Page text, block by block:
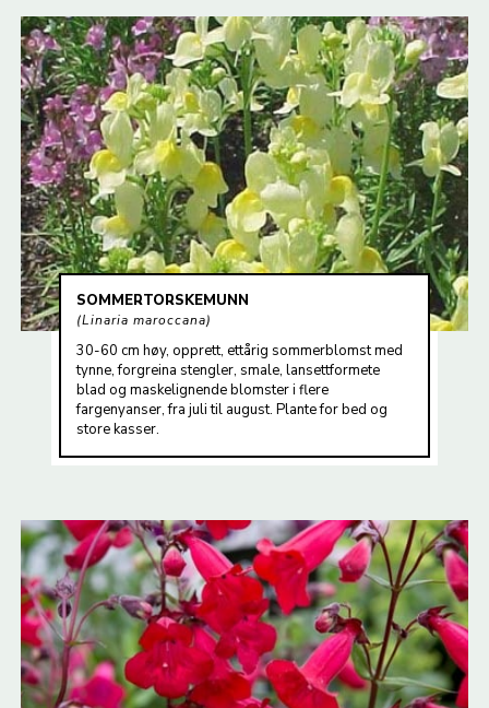
SOMMERTORSKEMUNN
Linaria maroccana
30-60 cm høy, opprett, ettårig sommerblomst med
tynne, forgreina stengler, smale, lansettformete
blad og maskelignende blomster i flere
fargenyanser, fra juli til august. Plante for bed og
store kasser.